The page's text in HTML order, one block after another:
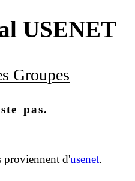
USENET
Groupes
pas.
proviennent d'usenet.